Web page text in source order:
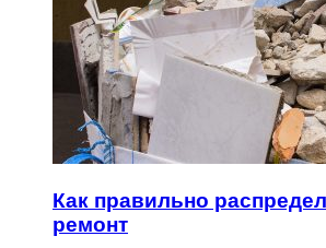
Как правильно
ремонт